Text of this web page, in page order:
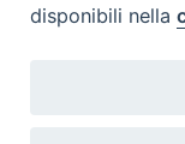
Contatti
Scrivi a:
disponibili nella